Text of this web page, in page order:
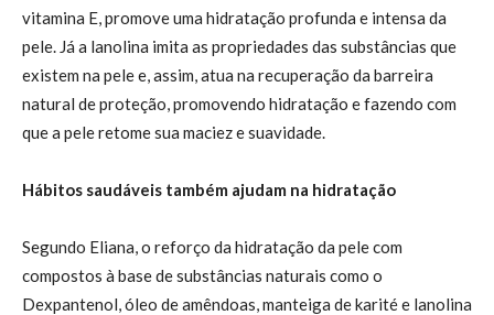
vitamina E, promove uma hidratação profunda e intensa da
pele. Já a lanolina imita as propriedades das substâncias que
existem na pele e, assim, atua na recuperação da barreira
natural de proteção, promovendo hidratação e fazendo com
que a pele retome sua maciez e suavidade.
Hábitos saudáveis também ajudam na hidratação
Segundo Eliana, o reforço da hidratação da pele com
compostos à base de substâncias naturais como o
Dexpantenol, óleo de amêndoas, manteiga de karité e lanolina